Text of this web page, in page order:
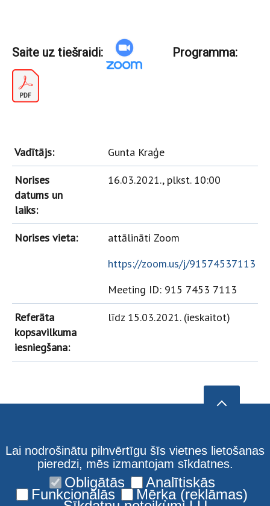
Saite uz tiešraidi: Programma:
Vadītājs:
Gunta Kraģe
Norises
datums un
laiks:
16.03.2021., plkst. 10:00
Norises vieta:
attālināti Zoom
https://zoom.us/j/91574537113
Meeting ID: 915 7453 7113
Referāta
kopsavilkuma
iesniegšana:
līdz 15.03.2021. (ieskaitot)
Lai nodrošinātu pilnvērtīgu šīs vietnes lietošanas
pieredzi, mēs izmantojam sīkdatnes.
Obligātās Analītiskās
Funkcionālās Mērķa (reklāmas)